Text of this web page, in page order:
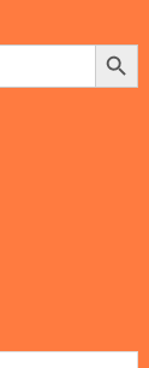
Search